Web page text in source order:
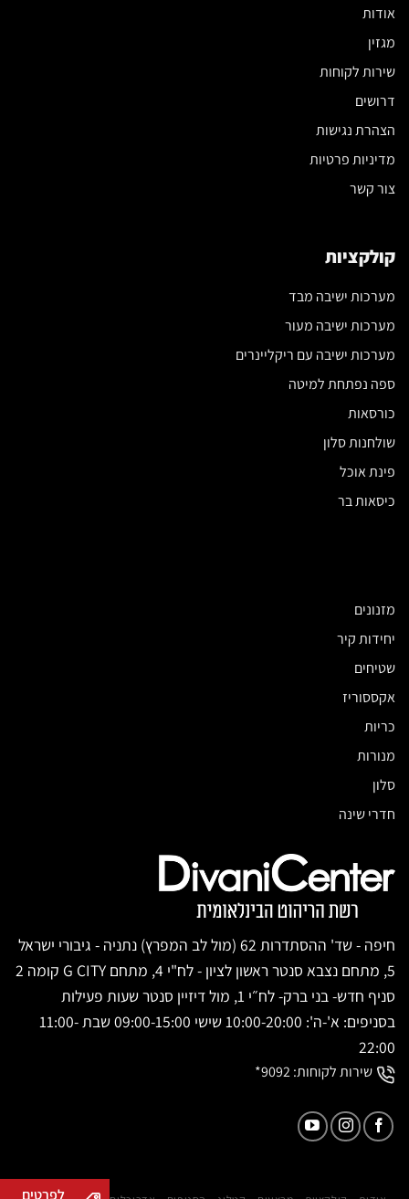
אודות
מגזין
שירות לקוחות
דרושים
הצהרת נגישות
מדיניות פרטיות
צור קשר
קולקציות
מערכות ישיבה מבד
מערכות ישיבה מעור
מערכות ישיבה עם ריקליינרים
ספה נפתחת למיטה
כורסאות
שולחנות סלון
פינת אוכל
כיסאות בר
מזנונים
יחידות קיר
שטיחים
אקססוריז
כריות
מנורות
סלון
חדרי שינה
חיפה - שד' ההסתדרות 62 (מול לב המפרץ) נתניה - גיבורי ישראל
5, מתחם נצבא סנטר ראשון לציון - לח"י 4, מתחם G CITY קומה 2
סניף חדש- בני ברק- לח״י 1, מול דיזיין סנטר שעות פעילות
בסניפים: א'-ה': 10:00-20:00 שישי 09:00-15:00 שבת 11:00-
22:00
שירות לקוחות:9092*
לפרטים